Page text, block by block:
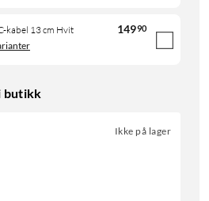
kabel 13 cm Hvit 14990
butikk
Ikke på lager